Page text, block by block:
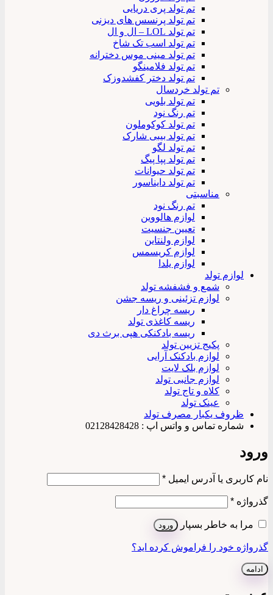
تم تولد پری دریایی
تم تولد پرنسس های دیزنی
تم تولد LOL – ال و ال
تم تولد اسب تک شاخ
تم تولد مینی موس دخترانه
تم تولد فلامینگو
تم تولد دختر کفشدوزک
تم تولد خردسال
تم تولد بلویی
تم رنگ نود
تم تولد کوکوملون
تم تولد بیبی شارک
تم تولد لگو
تم تولد پپا پیگ
تم تولد حیوانات
تم تولد دایناسور
مناسبتی
تم رنگ نود
لوازم هالووین
تعیین جنسیت
لوازم ولنتاین
لوازم کریسمس
لوازم یلدا
لوازم تولد
شمع و فشفشه تولد
لوازم تزئینی و ریسه جشن
ریسه چراغ دار
ریسه کاغذی تولد
ریسه بادکنکی هپی برث دی
پکیج تزیین تولد
لوازم بادکنک آرایی
لوازم بلک لایت
لوازم جانبی تولد
کلاه و تاج تولد
عینک تولد
ظروف یکبار مصرف تولد
شماره تماس و واتس اپ : 02128428428
ورود
نام کاربری یا آدرس ایمیل *الزامی
گذرواژه *الزامی
مرا به خاطر بسپار ورود
گذرواژه خود را فراموش کرده اید؟
ادامه